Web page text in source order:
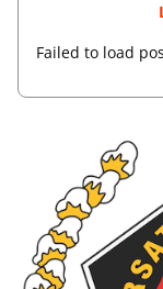
Failed to load